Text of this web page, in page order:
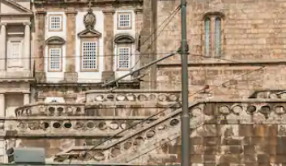
strelicama prema gore i prema dolje, kao i dodirom